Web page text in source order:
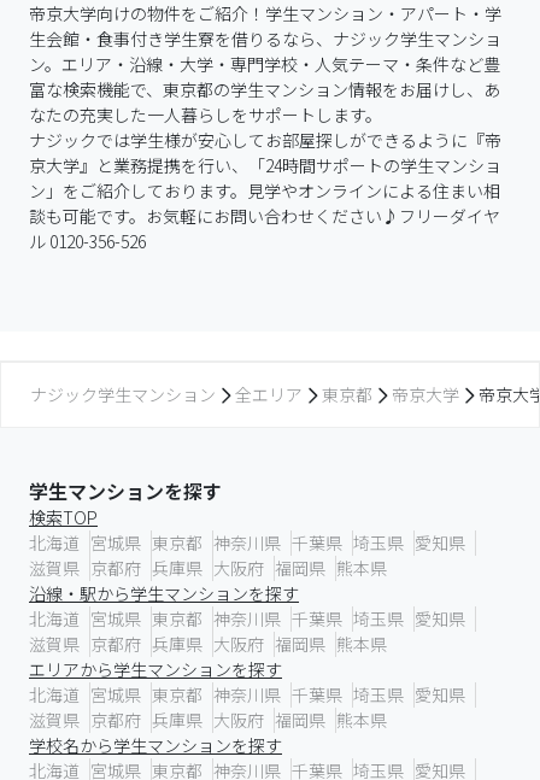
帝京大学向けの物件をご紹介！学生マンション・アパート・学
生会館・食事付き学生寮を借りるなら、ナジック学生マンショ
ン。エリア・沿線・大学・専門学校・人気テーマ・条件など豊
富な検索機能で、東京都の学生マンション情報をお届けし、あ
なたの充実した一人暮らしをサポートします。
ナジックでは学生様が安心してお部屋探しができるように『帝
京大学』と業務提携を行い、「24時間サポートの学生マンショ
ン」をご紹介しております。見学やオンラインによる住まい相
談も可能です。お気軽にお問い合わせください♪フリーダイヤ
ル 0120-356-526
ナジック学生マンション 全エリア 東京都 帝京大学 帝京大
学生マンションを探す
検索TOP
北海道 宮城県 東京都 神奈川県 千葉県 埼玉県 愛知県
滋賀県 京都府 兵庫県 大阪府 福岡県 熊本県
沿線・駅から学生マンションを探す
北海道 宮城県 東京都 神奈川県 千葉県 埼玉県 愛知県
滋賀県 京都府 兵庫県 大阪府 福岡県 熊本県
エリアから学生マンションを探す
北海道 宮城県 東京都 神奈川県 千葉県 埼玉県 愛知県
滋賀県 京都府 兵庫県 大阪府 福岡県 熊本県
学校名から学生マンションを探す
北海道 宮城県 東京都 神奈川県 千葉県 埼玉県 愛知県